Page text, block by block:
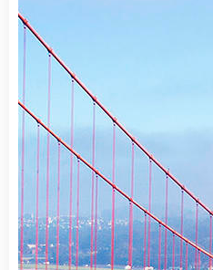
Informações sobre
A não perder
Miami: O berço do Novo
portas para receber turistas de